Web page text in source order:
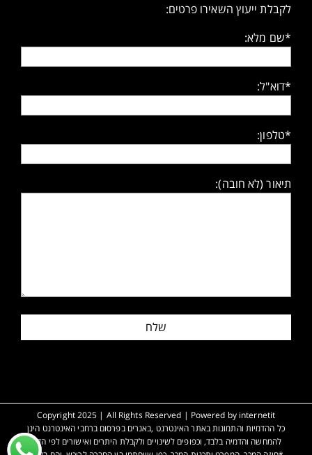
לקבלת ייעוץ השאירו פרטים:
*שם מלא:
*דוא"ל:
*טלפון:
תיאור (לא חובה):
Copyright 2025 | All Rights Reserved | Powered by internetit
כל ההדמיות והתמונות באתר האינטרנט ,באנרים בפרסום ברחבי האינטרנט הינן
להמחשה והדמיה בלבד, וכפופים לשינויים ולקבלת היתרים ואישורים לפי הדין.